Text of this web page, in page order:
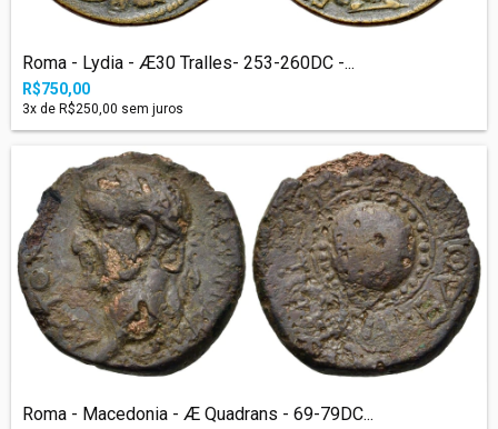
Roma - Lydia - Æ30 Tralles- 253-260DC -...
R$750,00
3x de R$250,00 sem juros
Roma - Macedonia - Æ Quadrans - 69-79DC...